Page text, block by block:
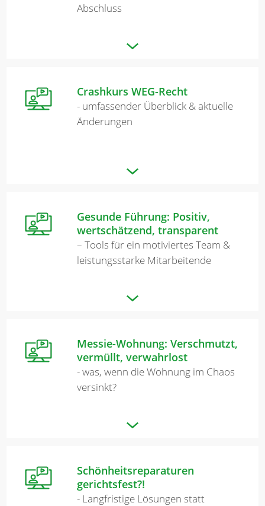
Abschluss
Crashkurs WEG-Recht
- umfassender Überblick & aktuelle
Änderungen
Gesunde Führung: Positiv,
wertschätzend, transparent
– Tools für ein motiviertes Team &
leistungsstarke Mitarbeitende
Messie-Wohnung: Verschmutzt,
vermüllt, verwahrlost
- was, wenn die Wohnung im Chaos
versinkt?
Schönheitsreparaturen
gerichtsfest?!
- Langfristige Lösungen statt